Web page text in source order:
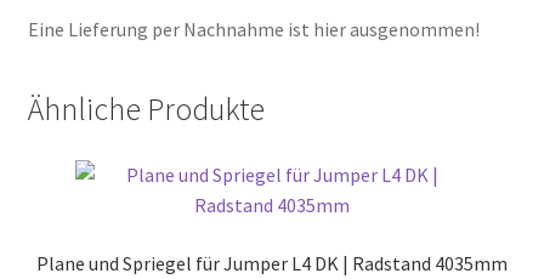
Eine Lieferung per Nachnahme ist hier ausgenommen!
Ähnliche Produkte
Plane und Spriegel für Jumper L4 DK | Radstand 4035mm